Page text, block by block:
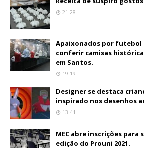
21:28
Apaixonados por futebol
conferir camisas
em Santos.
19:19
Designer se destaca
inspirado nos desenhos
13:41
MEC abre inscrições para
edição do Prouni 2021.